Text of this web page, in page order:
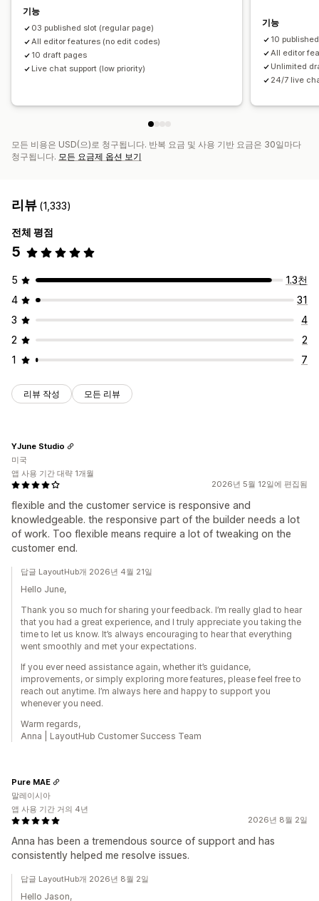
모바일 반응형
활동 로그
클릭률
기능
03 published slot (regular page)
All editor features (no edit codes)
10 draft pages
Live chat support (low priority)
기능
10
All editor
Unlimited
24/7 live
모든 비용은 USD(으)로 청구됩니다. 반복 요금 및 사용 기반 요금은 30일마다
청구됩니다. 모든 요금제 옵션 보기
리뷰 (1,333)
전체 평점
5
5
1.3천
4
31
3
4
2
2
1
7
리뷰 작성 모든 리뷰
2026년 5월 12일에 편집됨
flexible and the customer service is responsive and
knowledgeable. the responsive part of the builder needs a lot
of work. Too flexible means require a lot of tweaking on the
customer end.
YJune Studio
미국
앱 사용 기간 대략 1개월
답글 LayoutHub개 2026년 4월 21일
Hello June,
Thank you so much for sharing your feedback. I’m really glad to hear
that you had a great experience, and I truly appreciate you taking the
time to let us know. It’s always encouraging to hear that everything
went smoothly and met your expectations.
If you ever need assistance again, whether it’s guidance,
improvements, or simply exploring more features, please feel free to
reach out anytime. I’m always here and happy to support you
whenever you need.
Warm regards,
Anna | LayoutHub Customer Success Team
2026년 8월 2일
Anna has been a tremendous source of support and has
consistently helped me resolve issues.
Pure MAE
말레이시아
앱 사용 기간 거의 4년
답글 LayoutHub개 2026년 8월 2일
Hello Jason,